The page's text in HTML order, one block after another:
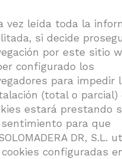
vez leída toda la
si decide
por este sitio
configurado los
para impedir
(total o parcial)
estará prestando
para que
DR, S.L.
configuradas